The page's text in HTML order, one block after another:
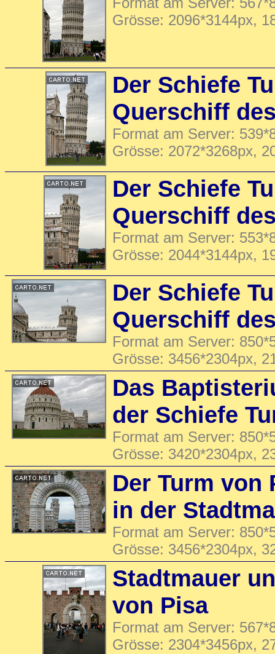
Grösse: 2096*3144px,
Der Schiefe
Querschiff
Format am Server:
Grösse: 2072*3268px,
Der Schiefe
Querschiff
Format am Server:
Grösse: 2044*3144px,
Der Schiefe
Querschiff
Format am Server:
Grösse: 3456*2304px,
Das
der Schiefe
Format am Server:
Grösse: 3420*2304px,
Der Turm von
in der
Format am Server:
Grösse: 3456*2304px,
Stadtmauer
von Pisa
Format am Server:
Grösse: 2304*3456px,